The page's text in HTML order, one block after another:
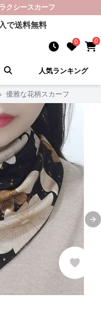
ラクシースカーフ
で送料無料
0 0
人気ランキング
› 優雅な花柄スカーフ